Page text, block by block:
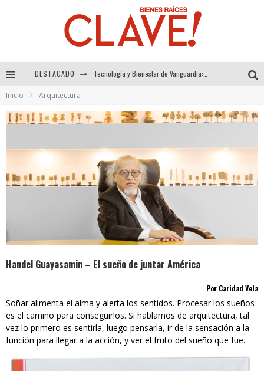
DESTACADO Sector Inmobiliario – recuperación a paso firme
El Despertar de la Calidez: Acabados Dorados de FV para Elevar tu Espacio
Inicio Arquitectura
Handel Guayasamin – El sueño de juntar América
Por Caridad Vela
Soñar alimenta el alma y alerta los sentidos. Procesar los sueños
es el camino para conseguirlos. Si hablamos de arquitectura, tal
vez lo primero es sentirla, luego pensarla, ir de la sensación a la
función para llegar a la acción, y ver el fruto del sueño que fue.